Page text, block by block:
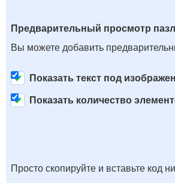
Предварительный просмотр
Вы можете добавить
Показать текст под
Показать количество
Просто скопируйте и вставьте код